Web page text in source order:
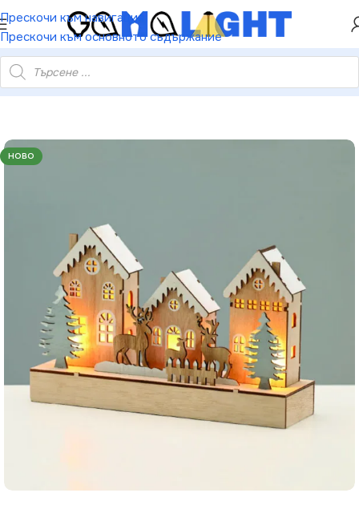
Прескочи към навигация
Прескочи към основното съдържание
НАМАЛЕНИЕ ОТ 5%
село – 10 LED топла светлина бат. (2×AA) IP20 25×7×15см
НОВО